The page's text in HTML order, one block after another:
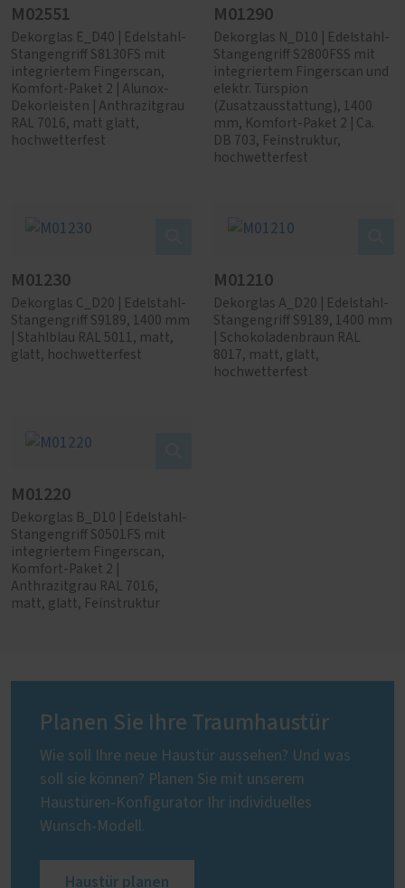
M02551
Dekorglas E_D40 | Edelstahl-
Stangengriff S8130FS mit
integriertem Fingerscan,
Komfort-Paket 2 | Alunox-
Dekorleisten | Anthrazitgrau
RAL 7016, matt glatt,
hochwetterfest
M01290
Dekorglas N_D10 | Edelstahl-
Stangengriff S2800FSS mit
integriertem Fingerscan und
elektr. Türspion
(Zusatzausstattung), 1400
mm, Komfort-Paket 2 | Ca.
DB 703, Feinstruktur,
hochwetterfest
M01230
Dekorglas C_D20 | Edelstahl-
Stangengriff S9189, 1400 mm
| Stahlblau RAL 5011, matt,
glatt, hochwetterfest
M01210
Dekorglas A_D20 | Edelstahl-
Stangengriff S9189, 1400 mm
| Schokoladenbraun RAL
8017, matt, glatt,
hochwetterfest
M01220
Dekorglas B_D10 | Edelstahl-
Stangengriff S0501FS mit
integriertem Fingerscan,
Komfort-Paket 2 |
Anthrazitgrau RAL 7016,
matt, glatt, Feinstruktur
Planen Sie Ihre Traumhaustür
Wie soll Ihre neue Haustür aussehen? Und was
soll sie können? Planen Sie mit unserem
Haustüren-Konfigurator Ihr individuelles
Wunsch-Modell.
Haustür planen